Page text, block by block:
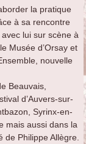
la pratique
à sa rencontre
lui sur scène à
Musée d’Orsay et
nouvelle
Beauvais,
d’Auvers-sur-
Syrinx-en-
mais aussi dans la
de Philippe Allègre.